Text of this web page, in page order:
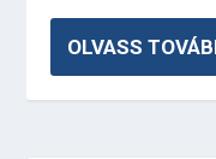
OLVASS